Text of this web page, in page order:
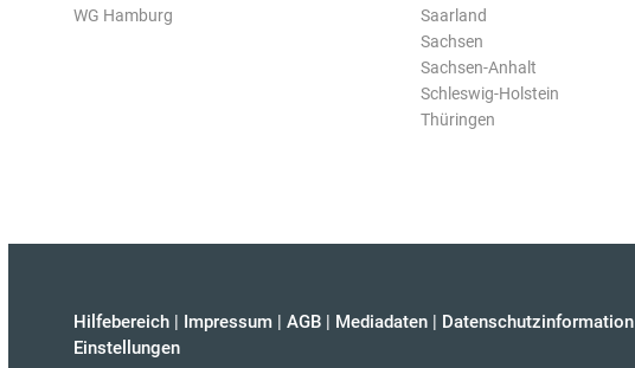
WG Hamburg
Saarland
Sachsen
Sachsen-Anhalt
Schleswig-Holstein
Thüringen
Hilfebereich | Impressum | AGB | Mediadaten | Datenschutzinformation
Einstellungen